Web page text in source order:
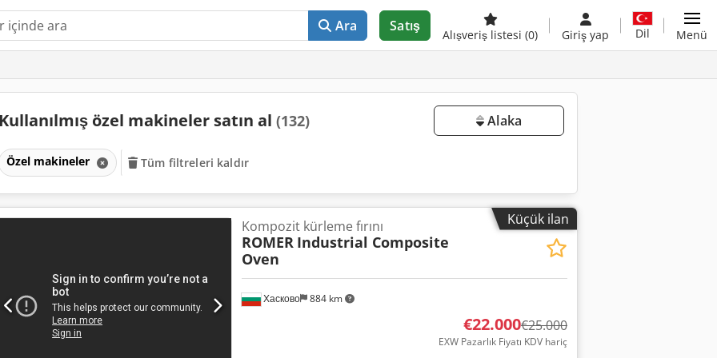
Ara Satış
Alışveriş listesi (0) Giriş yap Dil Menü
Kullanılmış özel makineler satın al (132) Alaka
Özel makineler Tüm filtreleri kaldır
Küçük ilan
Хасково 884 km
Kompozit kürleme fırını
ROMER Industrial Composite
Oven
€22.000€25.000
EXW Pazarlık Fiyatı KDV hariç